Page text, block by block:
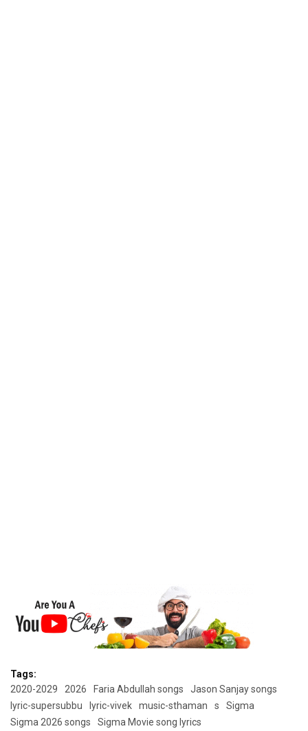
Tags:
2020-2029
2026 Faria Abdullah songs
Jason Sanjay songs
lyric-supersubbu
lyric-vivek music-sthaman s
Sigma
Sigma 2026 songs
Sigma Movie song lyrics